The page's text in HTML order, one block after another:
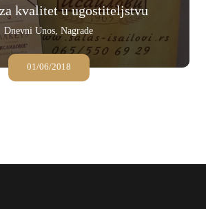
kvalitet u ugostiteljstvu
Dnevni Unos ,Nagrade
01/06/2018